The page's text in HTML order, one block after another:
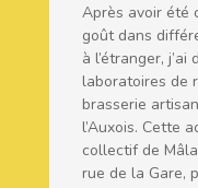
Après avoir été
goût dans
à l’étranger,
laboratoires de
brasserie
l’Auxois. Cette
collectif de
rue de la Gare,